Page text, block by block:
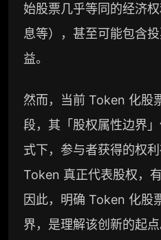
始股票几乎等同的经济
息等），甚至可能包含
益。
然而，当前 Token 化股
段，其「股权属性边界
式下，参与者获得的权
Token 真正代表股权，
因此，明确 Token 化股
界，是理解该创新的起点